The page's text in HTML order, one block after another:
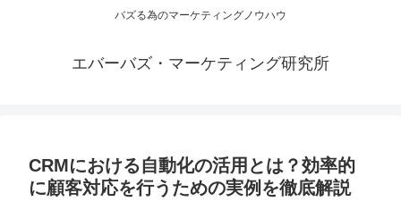
バズる為のマーケティングノウハウ
エバーバズ・マーケティング研究所
CRMにおける自動化の活用とは？効率的
に顧客対応を行うための実例を徹底解説